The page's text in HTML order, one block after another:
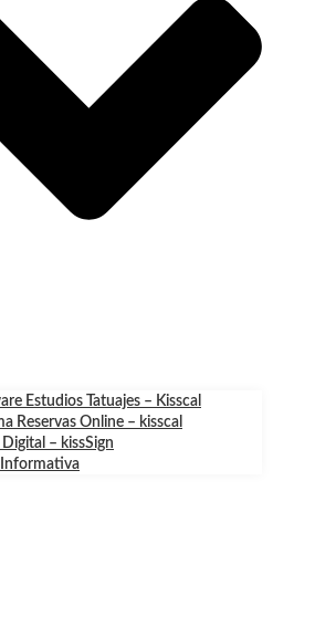
Estudios Tatuajes – Kisscal
Reservas Online – kisscal
Digital – kissSign